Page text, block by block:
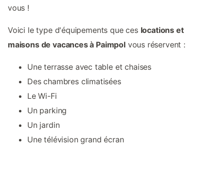
vous !
Voici le type d'équipements que ces locations et
maisons de vacances à Paimpolvous réservent :
Une terrasse avec table et chaises
Des chambres climatisées
Le Wi-Fi
Un parking
Un jardin
Une télévision grand écran